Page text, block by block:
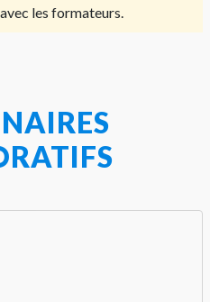
les formateurs.